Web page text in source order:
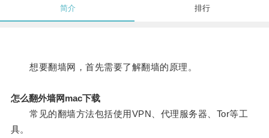
简介 排行
想要翻墙网，首先需要了解翻墙的原理。
怎么翻外墙网mac下载
常见的翻墙方法包括使用VPN、代理服务器、Tor等工
具。